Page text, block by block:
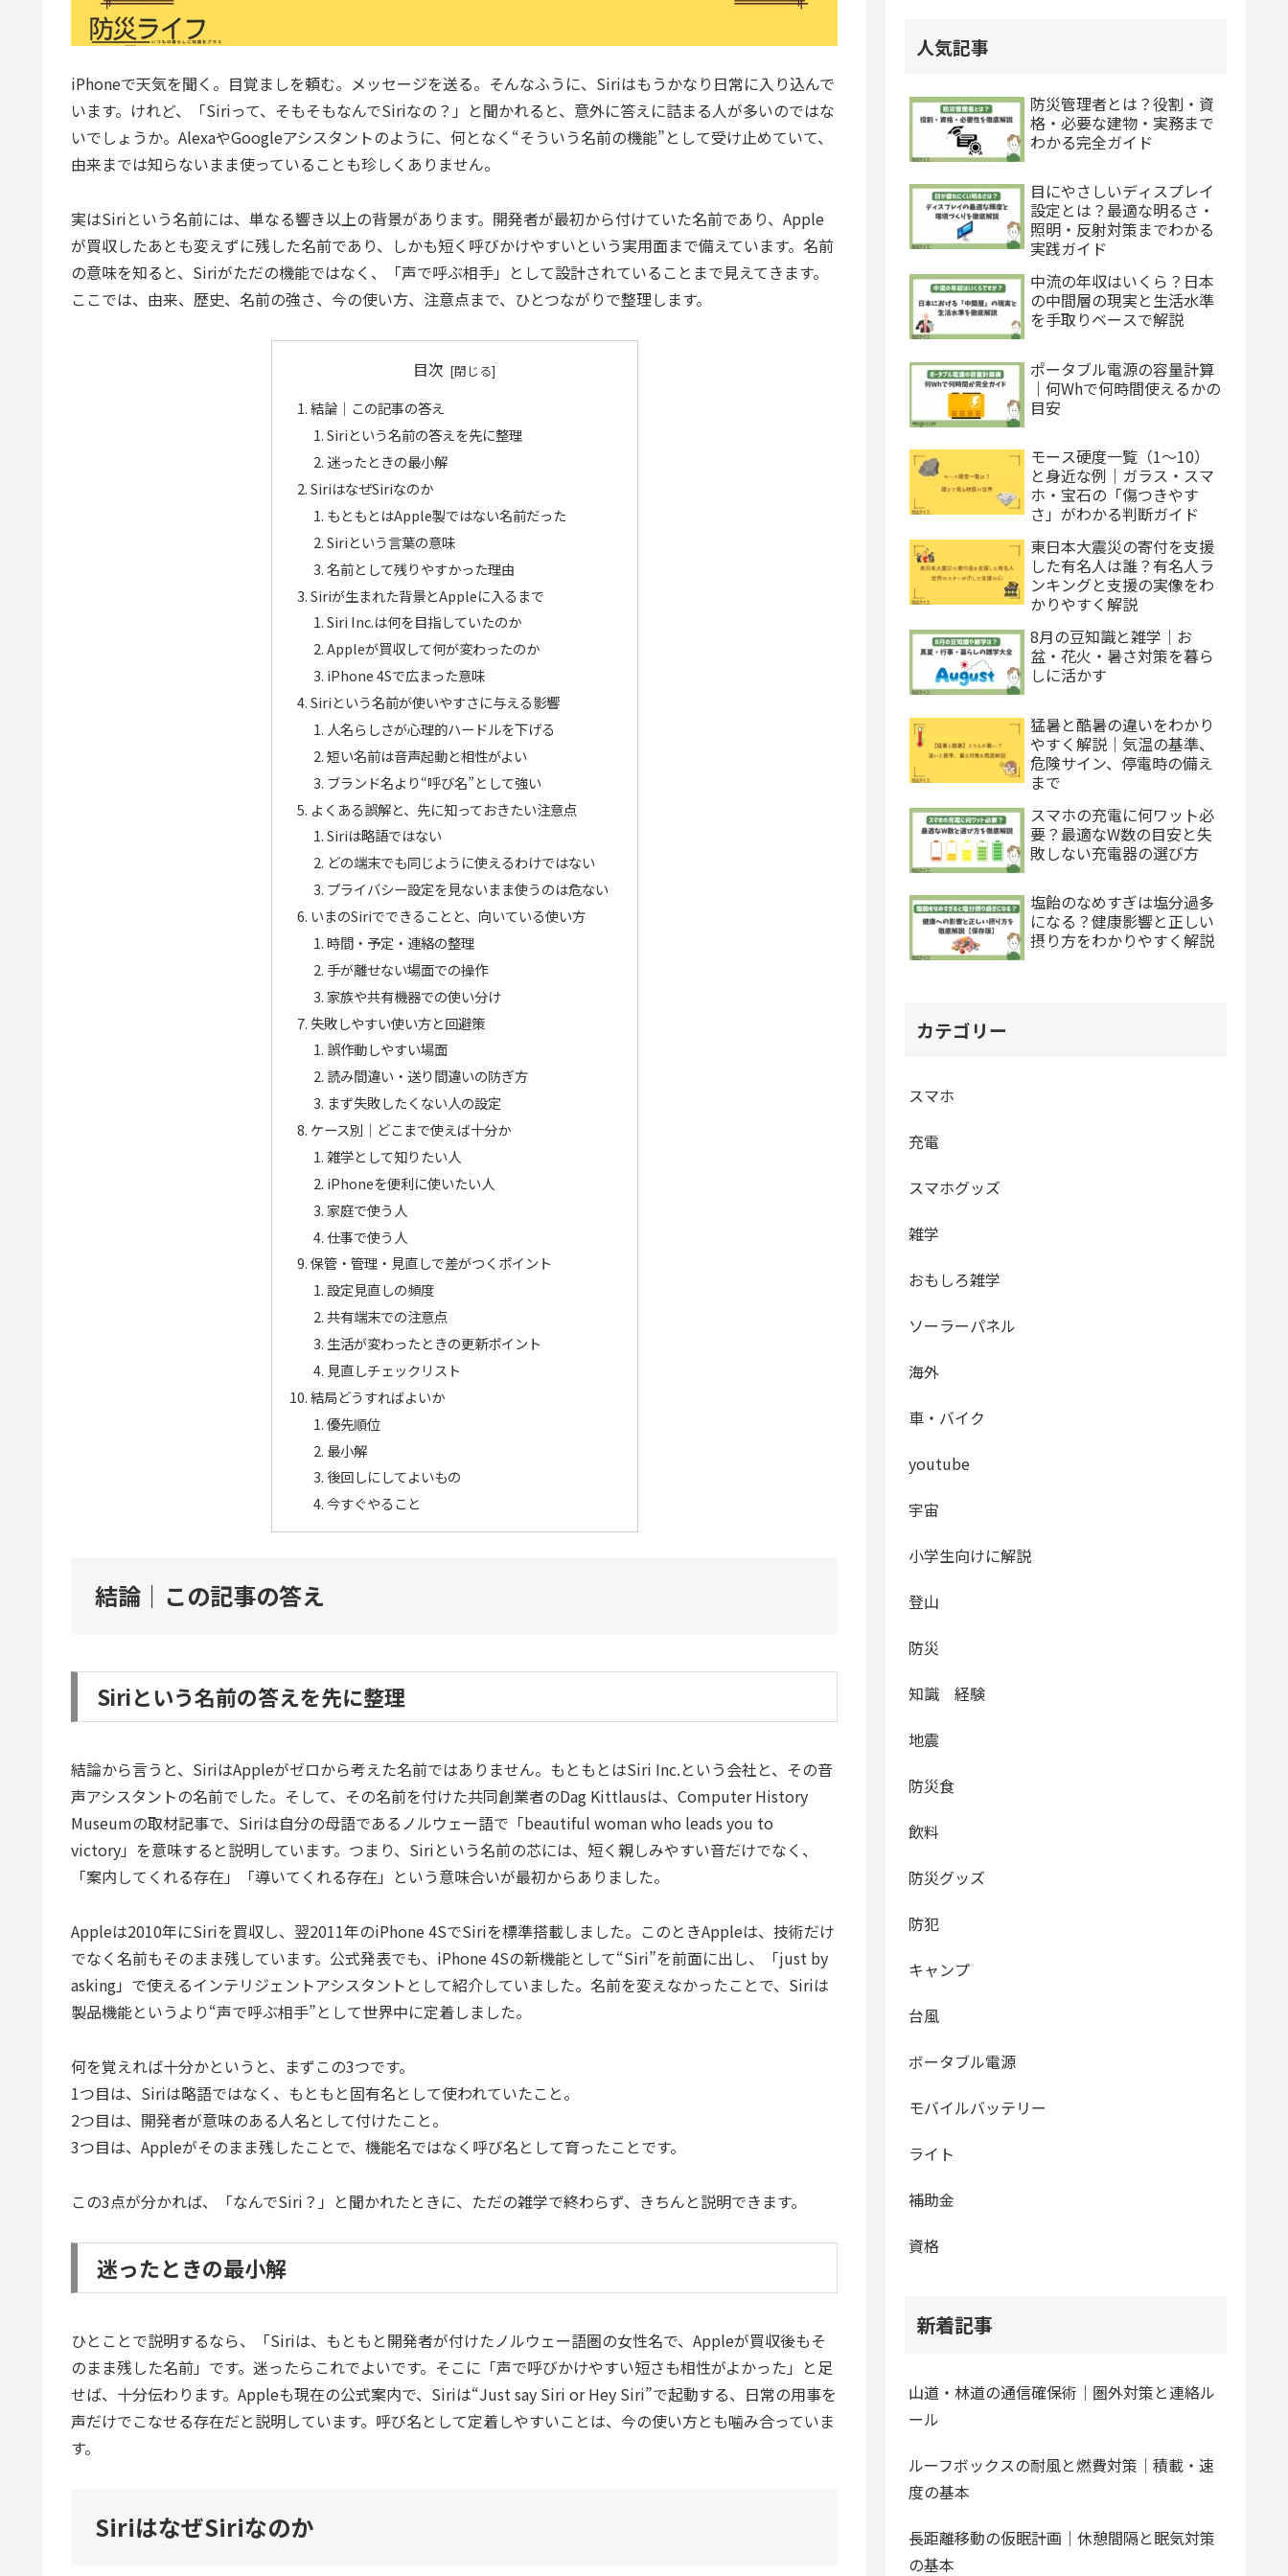
iPhoneで天気を聞く。目覚ましを頼む。メッセージを送る。そんなふうに、Siriはもうかなり日常に入り込んで
います。けれど、「Siriって、そもそもなんでSiriなの？」と聞かれると、意外に答えに詰まる人が多いのではな
いでしょうか。AlexaやGoogleアシスタントのように、何となく“そういう名前の機能”として受け止めていて、
由来までは知らないまま使っていることも珍しくありません。
実はSiriという名前には、単なる響き以上の背景があります。開発者が最初から付けていた名前であり、Apple
が買収したあとも変えずに残した名前であり、しかも短く呼びかけやすいという実用面まで備えています。名前
の意味を知ると、Siriがただの機能ではなく、「声で呼ぶ相手」として設計されていることまで見えてきます。
ここでは、由来、歴史、名前の強さ、今の使い方、注意点まで、ひとつながりで整理します。
目次
結論｜この記事の答え
Siriという名前の答えを先に整理
迷ったときの最小解
SiriはなぜSiriなのか
もともとはApple製ではない名前だった
Siriという言葉の意味
名前として残りやすかった理由
Siriが生まれた背景とAppleに入るまで
Siri Inc.は何を目指していたのか
Appleが買収して何が変わったのか
iPhone 4Sで広まった意味
Siriという名前が使いやすさに与える影響
人名らしさが心理的ハードルを下げる
短い名前は音声起動と相性がよい
ブランド名より“呼び名”として強い
よくある誤解と、先に知っておきたい注意点
Siriは略語ではない
どの端末でも同じように使えるわけではない
プライバシー設定を見ないまま使うのは危ない
いまのSiriでできることと、向いている使い方
時間・予定・連絡の整理
手が離せない場面での操作
家族や共有機器での使い分け
失敗しやすい使い方と回避策
誤作動しやすい場面
読み間違い・送り間違いの防ぎ方
まず失敗したくない人の設定
ケース別｜どこまで使えば十分か
雑学として知りたい人
iPhoneを便利に使いたい人
家庭で使う人
仕事で使う人
保管・管理・見直しで差がつくポイント
設定見直しの頻度
共有端末での注意点
生活が変わったときの更新ポイント
見直しチェックリスト
結局どうすればよいか
優先順位
最小解
後回しにしてよいもの
今すぐやること
結論｜この記事の答え
Siriという名前の答えを先に整理
結論から言うと、SiriはAppleがゼロから考えた名前ではありません。もともとはSiri Inc.という会社と、その音
声アシスタントの名前でした。そして、その名前を付けた共同創業者のDag Kittlausは、Computer History
Museumの取材記事で、Siriは自分の母語であるノルウェー語で「beautiful woman who leads you to
victory」を意味すると説明しています。つまり、Siriという名前の芯には、短く親しみやすい音だけでなく、
「案内してくれる存在」「導いてくれる存在」という意味合いが最初からありました。
Appleは2010年にSiriを買収し、翌2011年のiPhone 4SでSiriを標準搭載しました。このときAppleは、技術だけ
でなく名前もそのまま残しています。公式発表でも、iPhone 4Sの新機能として“Siri”を前面に出し、「just by
asking」で使えるインテリジェントアシスタントとして紹介していました。名前を変えなかったことで、Siriは
製品機能というより“声で呼ぶ相手”として世界中に定着しました。
何を覚えれば十分かというと、まずこの3つです。
1つ目は、Siriは略語ではなく、もともと固有名として使われていたこと。
2つ目は、開発者が意味のある人名として付けたこと。
3つ目は、Appleがそのまま残したことで、機能名ではなく呼び名として育ったことです。
この3点が分かれば、「なんでSiri？」と聞かれたときに、ただの雑学で終わらず、きちんと説明できます。
迷ったときの最小解
ひとことで説明するなら、「Siriは、もともと開発者が付けたノルウェー語圏の女性名で、Appleが買収後もそ
のまま残した名前」です。迷ったらこれでよいです。そこに「声で呼びかけやすい短さも相性がよかった」と足
せば、十分伝わります。Appleも現在の公式案内で、Siriは“Just say Siri or Hey Siri”で起動する、日常の用事を
声だけでこなせる存在だと説明しています。呼び名として定着しやすいことは、今の使い方とも噛み合っていま
す。
SiriはなぜSiriなのか
人気記事
防災管理者とは？役割・資
格・必要な建物・実務まで
わかる完全ガイド
目にやさしいディスプレイ
設定とは？最適な明るさ・
照明・反射対策までわかる
実践ガイド
中流の年収はいくら？日本
の中間層の現実と生活水準
を手取りベースで解説
ポータブル電源の容量計算
｜何Whで何時間使えるかの
目安
モース硬度一覧（1〜10）
と身近な例｜ガラス・スマ
ホ・宝石の「傷つきやす
さ」がわかる判断ガイド
東日本大震災の寄付を支援
した有名人は誰？有名人ラ
ンキングと支援の実像をわ
かりやすく解説
8月の豆知識と雑学｜お
盆・花火・暑さ対策を暮ら
しに活かす
猛暑と酷暑の違いをわかり
やすく解説｜気温の基準、
危険サイン、停電時の備え
まで
スマホの充電に何ワット必
要？最適なW数の目安と失
敗しない充電器の選び方
塩飴のなめすぎは塩分過多
になる？健康影響と正しい
摂り方をわかりやすく解説
カテゴリー
スマホ
充電
スマホグッズ
雑学
おもしろ雑学
ソーラーパネル
海外
車・バイク
youtube
宇宙
小学生向けに解説
登山
防災
知識 経験
地震
防災食
飲料
防災グッズ
防犯
キャンプ
台風
ボータブル電源
モバイルバッテリー
ライト
補助金
資格
新着記事
山道・林道の通信確保術｜圏外対策と連絡ル
ール
ルーフボックスの耐風と燃費対策｜積載・速
度の基本
長距離移動の仮眠計画｜休憩間隔と眠気対策
の基本